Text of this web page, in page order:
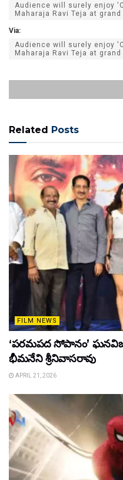
Audience will surely enjoy
Maharaja Ravi Teja at
Via:
Audience will surely enjoy
Maharaja Ravi Teja at
Related Posts
FILM NEWS
‘పరమపద సోపానం’
భీమనేని శ్రీనివాసరావు
APRIL 21, 2026